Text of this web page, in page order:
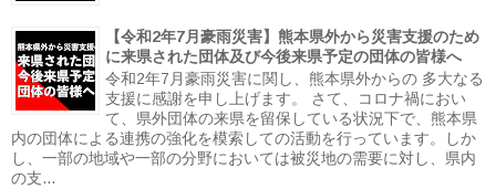
【令和2年7月豪雨災害】熊本県外から災害支援のため
に来県された団体及び今後来県予定の団体の皆様へ
令和2年7月豪雨災害に関し、熊本県外からの 多大なる
支援に感謝を申し上げます。 さて、コロナ禍におい
て、県外団体の来県を留保している状況下で、熊本県
内の団体による連携の強化を模索しての活動を行っています。しか
し、一部の地域や一部の分野においては被災地の需要に対し、県内
の支...